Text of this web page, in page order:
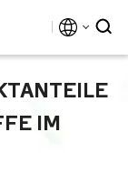
D
IM N